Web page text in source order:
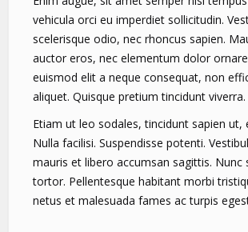
vehicula orci eu imperdiet sollicitudin.
scelerisque odio, nec rhoncus sapien.
auctor eros, nec elementum dolor
euismod elit a neque consequat, non
aliquet. Quisque pretium tincidunt viverra.
Etiam ut leo sodales, tincidunt sapien ut,
Nulla facilisi. Suspendisse potenti.
mauris et libero accumsan sagittis. Nunc
tortor. Pellentesque habitant morbi
netus et malesuada fames ac turpis